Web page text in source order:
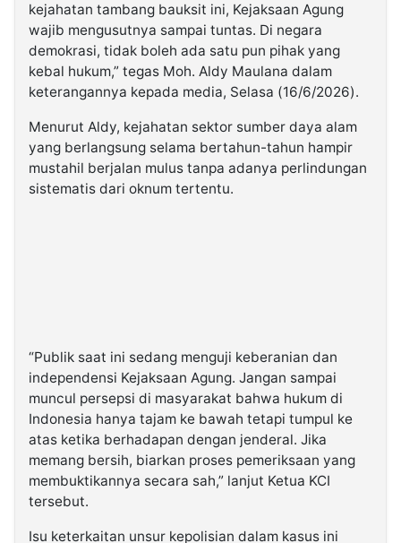
kejahatan tambang bauksit ini, Kejaksaan Agung
wajib mengusutnya sampai tuntas. Di negara
demokrasi, tidak boleh ada satu pun pihak yang
kebal hukum,” tegas Moh. Aldy Maulana dalam
keterangannya kepada media, Selasa (16/6/2026).
Menurut Aldy, kejahatan sektor sumber daya alam
yang berlangsung selama bertahun-tahun hampir
mustahil berjalan mulus tanpa adanya perlindungan
sistematis dari oknum tertentu.
“Publik saat ini sedang menguji keberanian dan
independensi Kejaksaan Agung. Jangan sampai
muncul persepsi di masyarakat bahwa hukum di
Indonesia hanya tajam ke bawah tetapi tumpul ke
atas ketika berhadapan dengan jenderal. Jika
memang bersih, biarkan proses pemeriksaan yang
membuktikannya secara sah,” lanjut Ketua KCI
tersebut.
Isu keterkaitan unsur kepolisian dalam kasus ini